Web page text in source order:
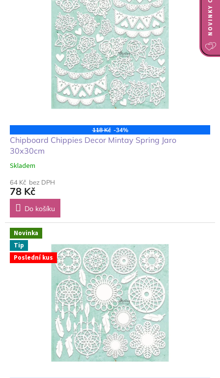
118 Kč -34%
Chipboard Chippies Decor Mintay Spring Jaro
30x30cm
Skladem
64 Kč bez DPH
78 Kč
Do košíku
Novinka
Tip
Poslední kus